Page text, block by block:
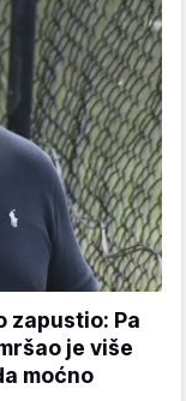
zapustio: Pa
je više
moćno